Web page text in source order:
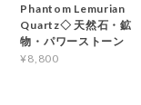
Phantom Lemurian
Quartz◇ 天然石・鉱
物・パワーストーン
¥8,800